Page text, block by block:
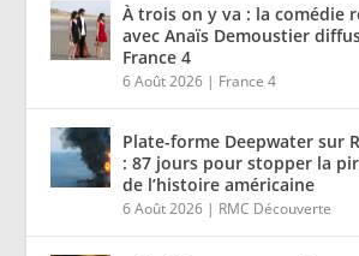
À trois on y va : la comédie
avec Anaïs Demoustier
France 4
6 Août 2026 | France 4
Plate-forme Deepwater sur
: 87 jours pour stopper la
de l’histoire américaine
6 Août 2026 | RMC Découverte